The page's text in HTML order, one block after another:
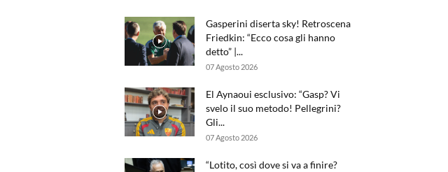
Gasperini diserta sky! Retroscena
Friedkin: “Ecco cosa gli hanno
detto” |...
07 Agosto 2026
El Aynaoui esclusivo: “Gasp? Vi
svelo il suo metodo! Pellegrini?
Gli...
07 Agosto 2026
“Lotito, così dove si va a finire?